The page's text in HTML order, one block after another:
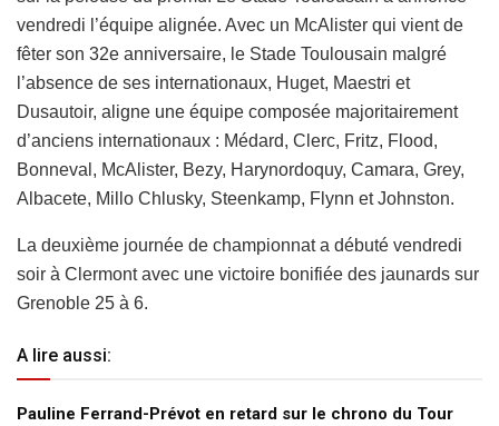
vendredi l’équipe alignée. Avec un McAlister qui vient de
fêter son 32e anniversaire, le Stade Toulousain malgré
l’absence de ses internationaux, Huget, Maestri et
Dusautoir, aligne une équipe composée majoritairement
d’anciens internationaux : Médard, Clerc, Fritz, Flood,
Bonneval, McAlister, Bezy, Harynordoquy, Camara, Grey,
Albacete, Millo Chlusky, Steenkamp, Flynn et Johnston.
La deuxième journée de championnat a débuté vendredi
soir à Clermont avec une victoire bonifiée des jaunards sur
Grenoble 25 à 6.
A lire aussi:
Pauline Ferrand-Prévot en retard sur le chrono du Tour